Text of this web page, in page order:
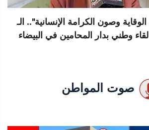
وصون الكرامة الإنسانية".. الـ
صوت المواطن